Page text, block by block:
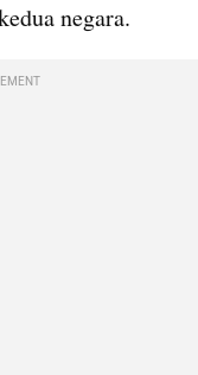
negara.